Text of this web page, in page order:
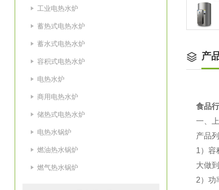
工业电热水炉
蓄热式电热水炉
蓄水式电热水炉
容积式电热水炉
电热水炉
商用电热水炉
储热式电热水炉
电热水锅炉
燃油热水锅炉
燃气热水锅炉
产
食品
一、
产品
1）容
大做
2）功